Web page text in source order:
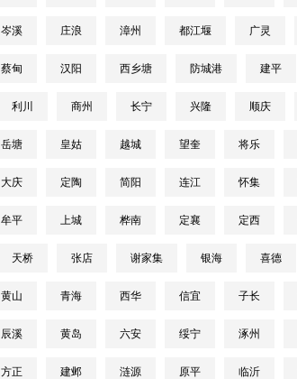
岑溪 庄浪 漳州 都江堰 广灵
蔡甸 汉阳 西乡塘 防城港 建平
利川 商州 长宁 兴隆 顺庆
岳塘 皇姑 越城 望奎 将乐
大庆 定陶 简阳 连江 怀集
牟平 上城 桦南 定襄 定西
天桥 张店 谢家集 银海 喜德
黄山 青海 西华 信宜 子长
辰溪 黄岛 六安 绥宁 涿州
方正 建邺 涟源 原平 临沂